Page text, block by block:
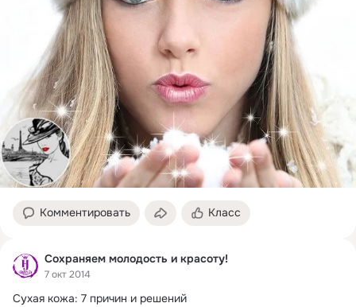
Комментировать Класс
Сохраняем молодость и красоту!
7 окт 2014
Сухая кожа: 7 причин и решений